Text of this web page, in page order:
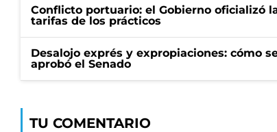
Conflicto portuario: el Gobierno oficializó
tarifas de los prácticos
Desalojo exprés y expropiaciones: cómo
aprobó el Senado
TU COMENTARIO